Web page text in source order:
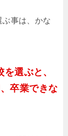
事は、かな
選ぶと、
卒業できな